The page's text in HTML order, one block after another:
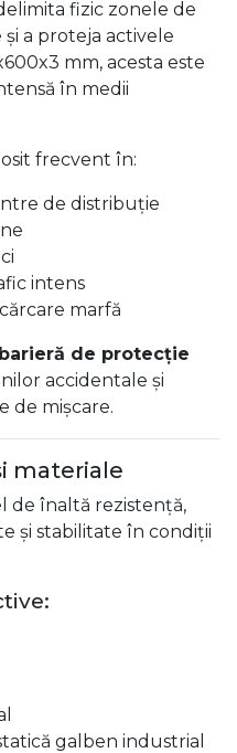
fizic zonele de
a proteja activele
mm, acesta este
în medii
frecvent în:
de distribuție
intens
marfă
barieră de protecție
accidentale și
de mișcare.
materiale
de înaltă rezistență,
și stabilitate în condiții
galben industrial